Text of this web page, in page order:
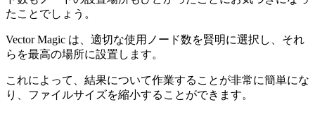
たことでしょう。
Vector Magic は、適切な使用ノード数を賢明に選択し、それ
らを最高の場所に設置します。
これによって、結果について作業することが非常に簡単にな
り、ファイルサイズを縮小することができます。